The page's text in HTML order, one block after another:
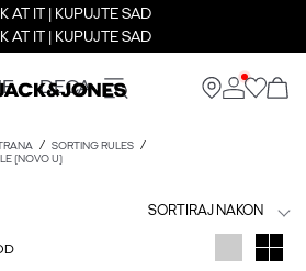
AT IT | KUPUJTE SAD
AT IT | KUPUJTE SAD
DECA
SORTING RULES
(NOVO U)
SORTIRAJ NAKON